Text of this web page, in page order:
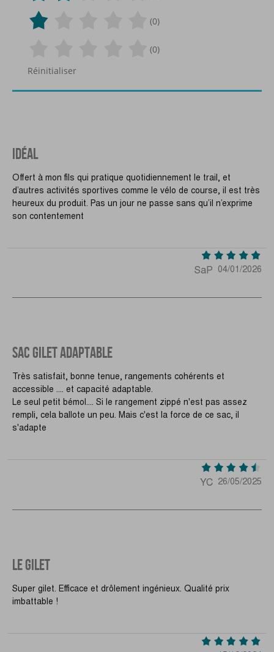
(0)
(0)
Réinitialiser
IDÉAL
Offert à mon fils qui pratique quotidiennement le trail, et
d’autres activités sportives comme le vélo de course, il est très
heureux du produit. Pas un jour ne passe sans qu’il n’exprime
son contentement
SaP 04/01/2026
SAC GILET ADAPTABLE
Très satisfait, bonne tenue, rangements cohérents et
accessible .... et capacité adaptable.
Le seul petit bémol.... Si le rangement zippé n'est pas assez
rempli, cela ballote un peu. Mais c'est la force de ce sac, il
s'adapte
YC 26/05/2025
LE GILET
Super gilet. Efficace et drôlement ingénieux. Qualité prix
imbattable !